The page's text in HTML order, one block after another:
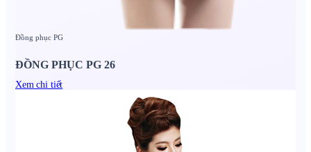
Đồng phục PG
ĐỒNG PHỤC PG 26
Xem chi tiết